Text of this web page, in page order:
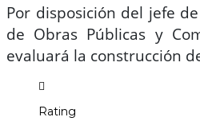
Por disposición del jefe
de Obras Públicas y
evaluará la construcción
Rating